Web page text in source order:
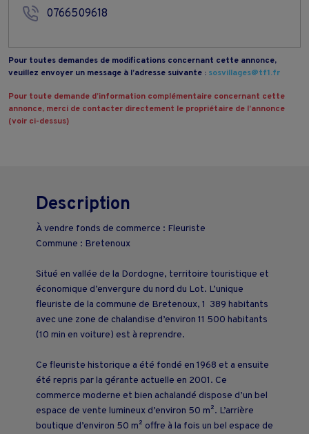
0766509618
Pour toutes demandes de modifications concernant cette annonce,
veuillez envoyer un message à l’adresse suivante : sosvillages@tf1.fr
Pour toute demande d’information complémentaire concernant cette
annonce, merci de contacter directement le propriétaire de l’annonce
(voir ci-dessus)
Description
À vendre fonds de commerce : Fleuriste
Commune : Bretenoux
Situé en vallée de la Dordogne, territoire touristique et
économique d’envergure du nord du Lot. L’unique
fleuriste de la commune de Bretenoux, 1 389 habitants
avec une zone de chalandise d’environ 11 500 habitants
(10 min en voiture) est à reprendre.
Ce fleuriste historique a été fondé en 1968 et a ensuite
été repris par la gérante actuelle en 2001. Ce
commerce moderne et bien achalandé dispose d’un bel
espace de vente lumineux d’environ 50 m². L’arrière
boutique d’environ 50 m² offre à la fois un bel espace de